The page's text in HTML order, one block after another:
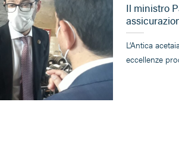
Il ministro
L’Antica
eccellenze